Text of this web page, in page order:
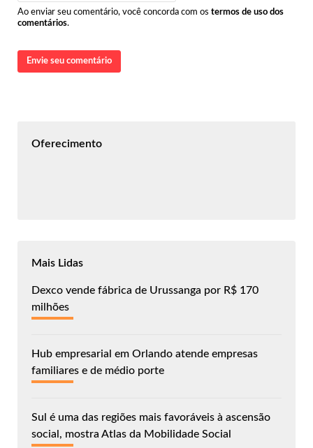
Ao enviar seu comentário, você concorda com os termos de uso dos
comentários.
Envie seu comentário
Oferecimento
Mais Lidas
Dexco vende fábrica de Urussanga por R$ 170
milhões
Hub empresarial em Orlando atende empresas
familiares e de médio porte
Sul é uma das regiões mais favoráveis à ascensão
social, mostra Atlas da Mobilidade Social